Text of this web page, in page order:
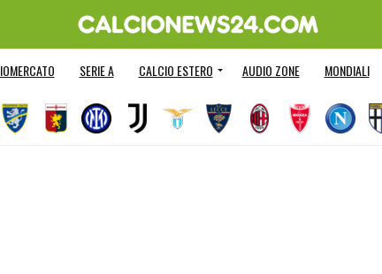
SERIE A CALCIO ESTERO AUDIO ZONE MONDIALI